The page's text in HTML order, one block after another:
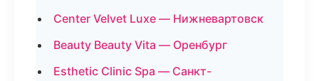
Center Velvet Luxe — Нижневартовск
Beauty Beauty Vita — Оренбург
Esthetic Clinic Spa — Санкт-